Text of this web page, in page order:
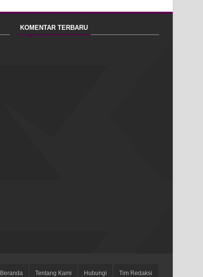
KOMENTAR TERBARU
Beranda Tentang Kami Hubungi Tim Redaksi